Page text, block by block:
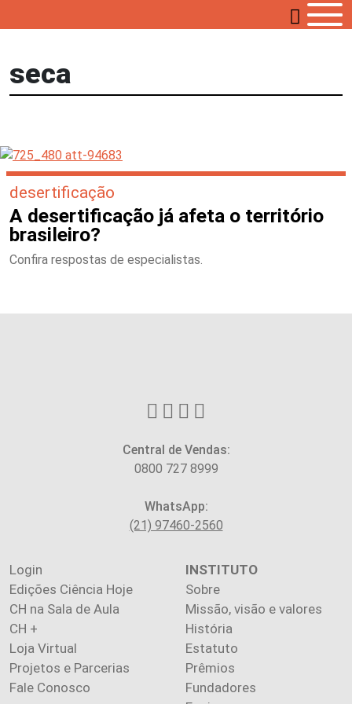
seca
desertificação
A desertificação já afeta o território
brasileiro?
Confira respostas de especialistas.
Central de Vendas:
0800 727 8999
WhatsApp:
(21) 97460-2560
Login
Edições Ciência Hoje
CH na Sala de Aula
CH +
Loja Virtual
Projetos e Parcerias
Fale Conosco
INSTITUTO
Sobre
Missão, visão e valores
História
Estatuto
Prêmios
Fundadores